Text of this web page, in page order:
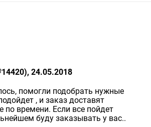
24.05.2018
помогли подобрать нужные
, и заказ доставят
по времени. Если все пойдет
буду заказывать у вас..